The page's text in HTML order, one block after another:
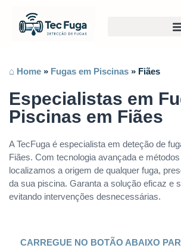
⌂ Home » Fugas em Piscinas » Fiães
Especialistas em
Piscinas em Fiães
A TecFuga é especialista em deteção de
Fiães. Com tecnologia avançada e
localizamos a origem de qualquer fuga,
da sua piscina. Garanta a solução eficaz e
evitando intervenções desnecessárias.
CARREGUE NO BOTÃO ABAIXO